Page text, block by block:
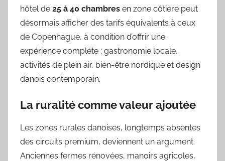
hôtel de 25 à 40 chambres en zone côtière peut
désormais afficher des tarifs équivalents à ceux
de Copenhague, à condition d’offrir une
expérience complète : gastronomie locale,
activités de plein air, bien-être nordique et design
danois contemporain.
La ruralité comme valeur ajoutée
Les zones rurales danoises, longtemps absentes
des circuits premium, deviennent un argument.
Anciennes fermes rénovées, manoirs agricoles,